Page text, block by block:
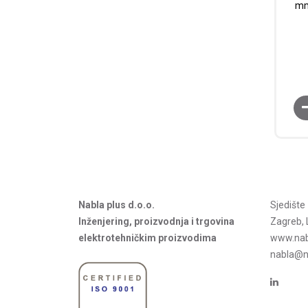
Nabla plus d.o.o.
Inženjering, proizvodnja i trgovina
elektrotehničkim proizvodima
Zagreb,